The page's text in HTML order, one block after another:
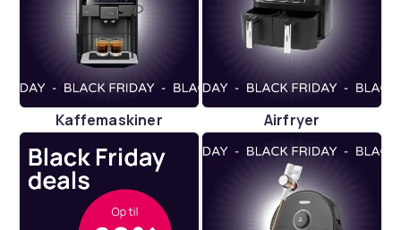
Kaffemaskiner Airfryer